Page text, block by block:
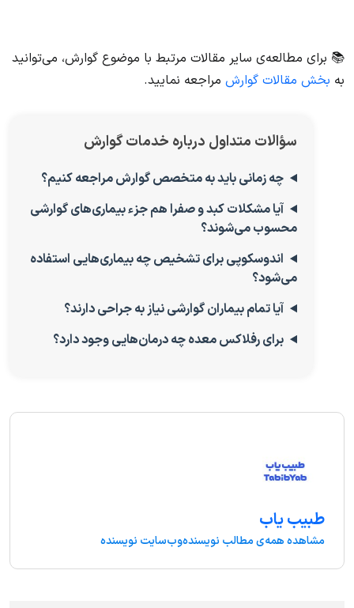
📚 برای مطالعه‌ی سایر مقالات مرتبط با موضوع گوارش، می‌توانید
به بخش مقالات گوارش مراجعه نمایید.
سؤالات متداول درباره خدمات گوارش
چه زمانی باید به متخصص گوارش مراجعه کنیم؟
آیا مشکلات کبد و صفرا هم جزء بیماری‌های گوارشی
محسوب می‌شوند؟
اندوسکوپی برای تشخیص چه بیماری‌هایی استفاده
می‌شود؟
آیا تمام بیماران گوارشی نیاز به جراحی دارند؟
برای رفلاکس معده چه درمان‌هایی وجود دارد؟
طبیب یاب
مشاهده همه‌ی مطالب نویسندهوب‌سایت نویسنده